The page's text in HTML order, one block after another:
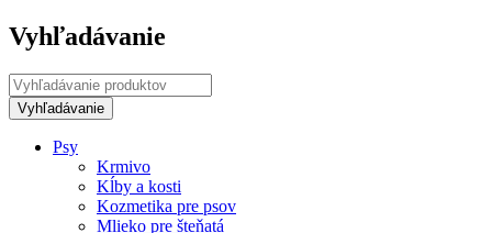
Vyhľadávanie
Psy
Krmivo
Kĺby a kosti
Kozmetika pre psov
Mlieko pre šteňatá